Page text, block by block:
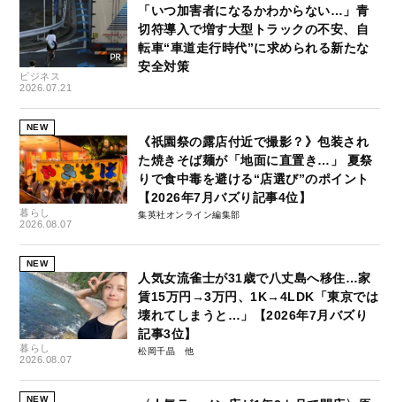
ビジネス
2026.07.21
「いつ加害者になるかわからない…」青
切符導入で増す大型トラックの不安、自
転車“車道走行時代”に求められる新たな
安全対策
NEW
暮らし
2026.08.07
《祇園祭の露店付近で撮影？》包装され
た焼きそば麺が「地面に直置き…」 夏祭
りで食中毒を避ける“店選び”のポイント
【2026年7月バズり記事4位】
集英社オンライン編集部
NEW
暮らし
2026.08.07
人気女流雀士が31歳で八丈島へ移住…家
賃15万円→3万円、1K→4LDK「東京では
壊れてしまうと…」【2026年7月バズり
記事3位】
松岡千晶
NEW